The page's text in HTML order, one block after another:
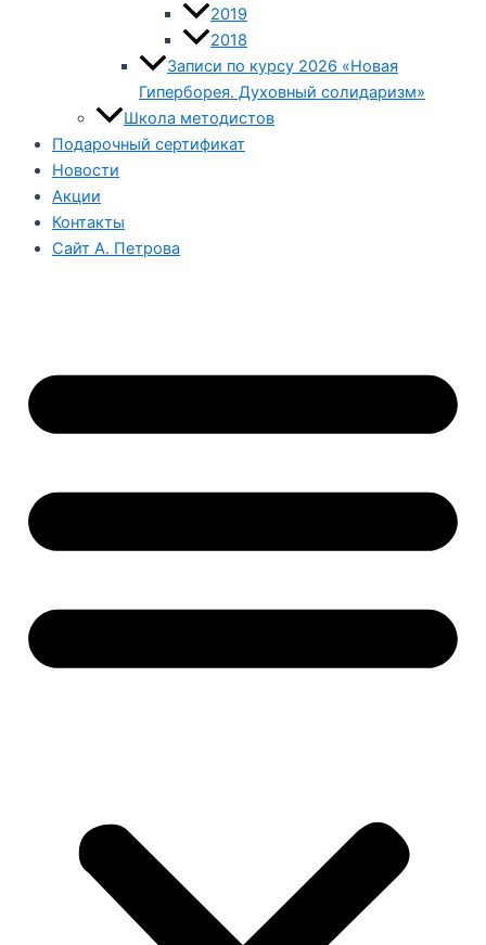
2019
2018
Записи по курсу 2026 «Новая
Гиперборея. Духовный солидаризм»
Школа методистов
Подарочный сертификат
Новости
Акции
Контакты
Сайт А. Петрова